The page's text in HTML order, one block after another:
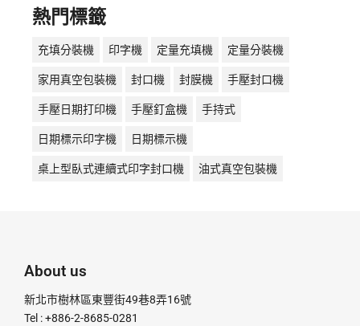
熱門標籤
充填分裝機 印字機 定量充填機 定量分裝機
家用真空包裝機 封口機 封膜機 手壓封口機
手壓日期打印機 手壓釘盒機 手持式
日期標示印字機 日期標示機
桌上型臥式連續式印字封口機 油式真空包裝機
計量分裝機 超音波釘盒機
About us
新北市樹林區東豐街49巷8弄16號
Tel : +886-2-8685-0281